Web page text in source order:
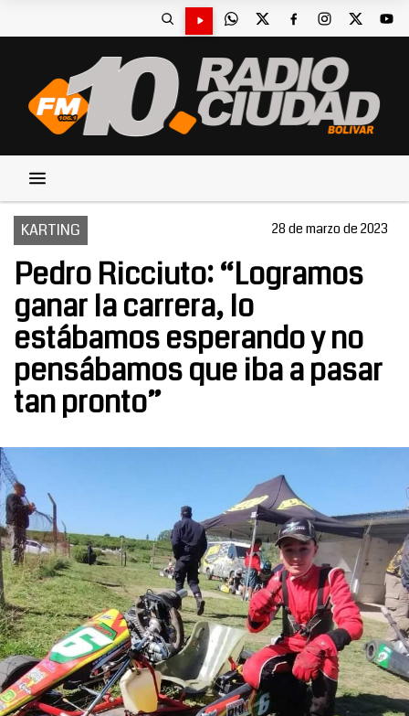
KARTING 28 de marzo de 2023
Pedro Ricciuto: “Logramos
ganar la carrera, lo
estábamos esperando y no
pensábamos que iba a pasar
tan pronto”